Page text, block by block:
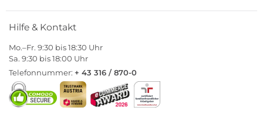
Hilfe & Kontakt
Mo.–Fr. 9:30 bis 18:30 Uhr
Sa. 9:30 bis 18:00 Uhr
Telefonnummer: + 43 316 / 870-0